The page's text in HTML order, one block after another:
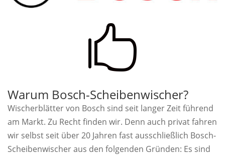

Warum Bosch-Scheibenwischer?
Wischerblätter von Bosch sind seit langer Zeit führend
am Markt. Zu Recht finden wir. Denn auch privat fahren
wir selbst seit über 20 Jahren fast ausschließlich Bosch-
Scheibenwischer aus den folgenden Gründen: Es sind